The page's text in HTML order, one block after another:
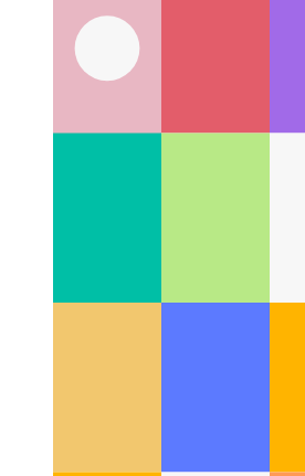
kadar çok yönlü olabileceğini görün